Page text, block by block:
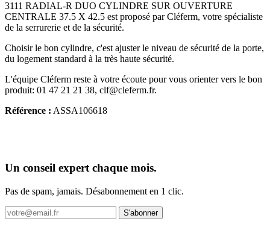
3111 RADIAL-R DUO CYLINDRE SUR OUVERTURE
CENTRALE 37.5 X 42.5 est proposé par Cléferm, votre spécialiste
de la serrurerie et de la sécurité.
Choisir le bon cylindre, c'est ajuster le niveau de sécurité de la porte,
du logement standard à la très haute sécurité.
L'équipe Cléferm reste à votre écoute pour vous orienter vers le bon
produit: 01 47 21 21 38, clf@cleferm.fr.
Référence : ASSA106618
Un conseil expert chaque mois.
Pas de spam, jamais. Désabonnement en 1 clic.
S'abonner